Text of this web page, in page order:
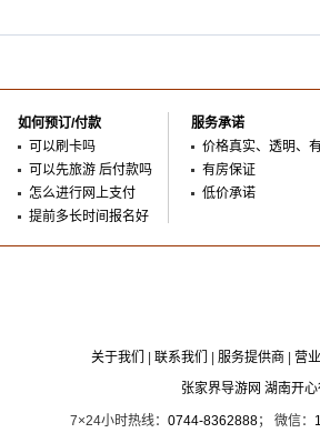
如何预订/付款
可以刷卡吗
可以先旅游 后付款吗
怎么进行网上支付
提前多长时间报名好
服务承诺
价格真实、透明、
有房保证
低价承诺
关于我们 联系我们 服务提供商
营
张家界导游网 湖南开
7×24小时热线： 0744-8362888； 微信：